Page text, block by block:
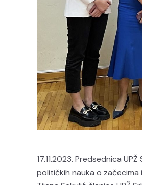
17.11.2023. Predsednica
političkih nauka o začecima